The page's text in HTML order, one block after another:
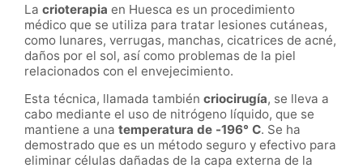
La crioterapia en Huesca es un procedimiento
médico que se utiliza para tratar lesiones cutáneas,
como lunares, verrugas, manchas, cicatrices de acné,
daños por el sol, así como problemas de la piel
relacionados con el envejecimiento.
Esta técnica, llamada también criocirugía, se lleva a
cabo mediante el uso de nitrógeno líquido, que se
mantiene a una temperatura de -196° C. Se ha
demostrado que es un método seguro y efectivo para
eliminar células dañadas de la capa externa de la